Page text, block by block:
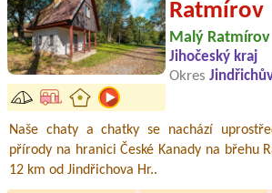
Ratmírov
Malý Ratmírov
Jihočeský kraj
Okres
Naše chaty a chatky se nachází
přírody na hranici České Kanady na břehu
12 km od Jindřichova Hr..